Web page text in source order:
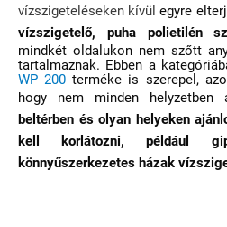
vízszigeteléseken kívülegyre
vízszigetelő, puha polietilén
mindkét oldalukon nem szőtt
tartalmaznak. Ebben a
WP 200 terméke is szerepel,
hogy nem minden helyzetben
beltérben és olyan helyeken
kell korlátozni, példáu l
könnyűszerkezetes házak